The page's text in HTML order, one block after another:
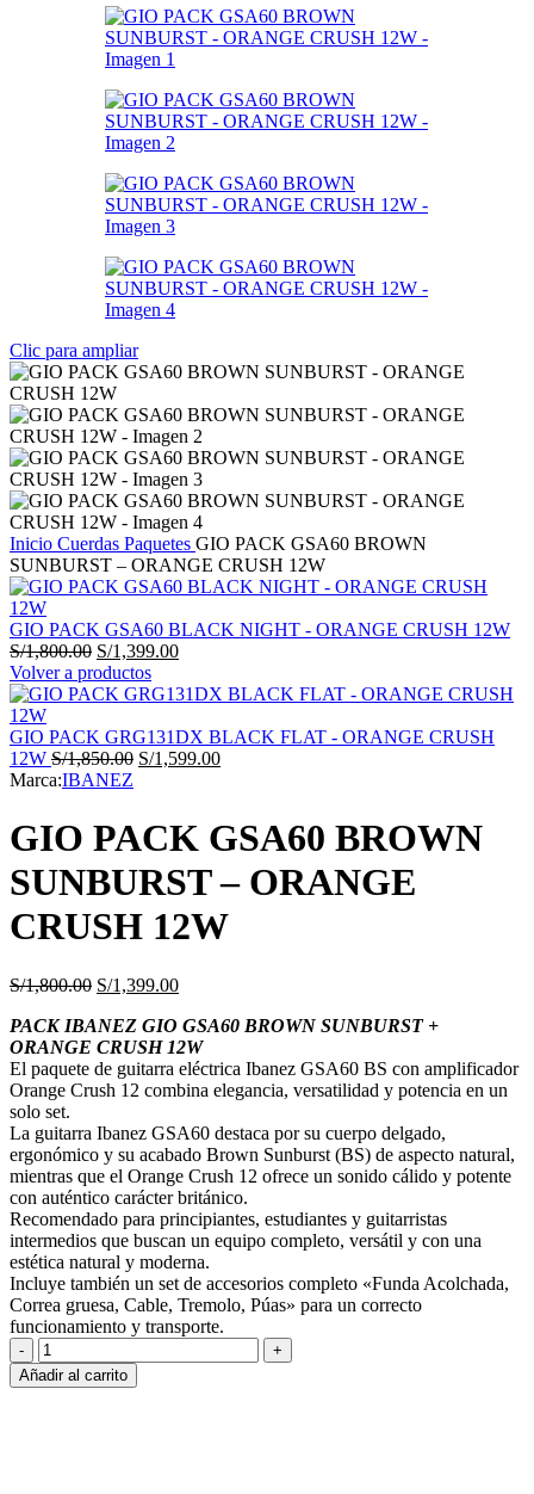
Clic para ampliar
Inicio Cuerdas Paquetes GIO PACK GSA60 BROWN
SUNBURST – ORANGE CRUSH 12W
GIO PACK GSA60 BLACK NIGHT - ORANGE CRUSH 12W
S/1,800.00 El
precio
original
S/1,800.00.
S/1,399.00El
actual
S/1,399.00.
Volver a productos
GIO PACK GRG131DX BLACK FLAT - ORANGE CRUSH
12W S/1,850.00 El
era:
S/1,850.00.
S/1,599.00El
es:
S/1,599.00.
Marca:IBANEZ
GIO PACK GSA60 BROWN
SUNBURST – ORANGE
CRUSH 12W
S/1,800.00 El
original
era:
S/1,800.00.
S/1,399.00El
actual
es:
S/1,399.00.
PACK IBANEZ GIO GSA60 BROWN SUNBURST +
ORANGE CRUSH 12W
El paquete de guitarra eléctrica Ibanez GSA60 BS con amplificador
Orange Crush 12 combina elegancia, versatilidad y potencia en un
solo set.
La guitarra Ibanez GSA60 destaca por su cuerpo delgado,
ergonómico y su acabado Brown Sunburst (BS) de aspecto natural,
mientras que el Orange Crush 12 ofrece un sonido cálido y potente
con auténtico carácter británico.
Recomendado para principiantes, estudiantes y guitarristas
intermedios que buscan un equipo completo, versátil y con una
estética natural y moderna.
Incluye también un set de accesorios completo «Funda Acolchada,
Correa gruesa, Cable, Tremolo, Púas» para un correcto
funcionamiento y transporte.
GIO
PACK
GSA60
Añadir al carrito